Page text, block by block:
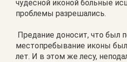
чудесной иконой больные
проблемы разрешались.
Предание доносит, что был
местопребывание иконы
лет. И в этом же лесу,